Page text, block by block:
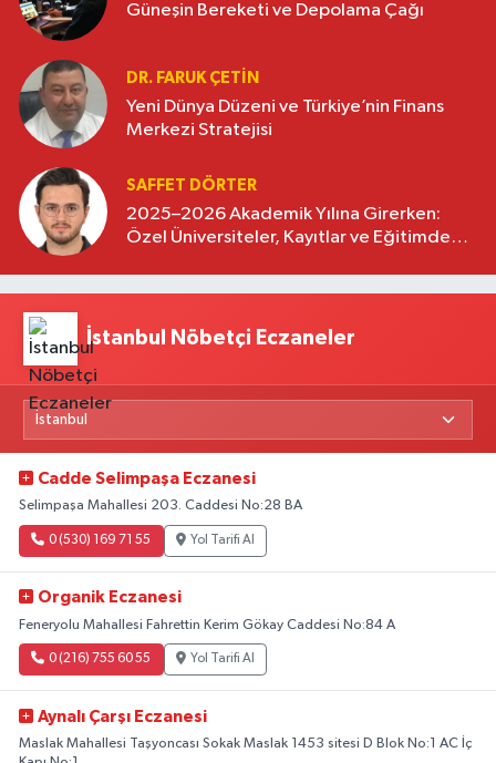
Güneşin Bereketi ve Depolama Çağı
DR. FARUK ÇETİN
Yeni Dünya Düzeni ve Türkiye’nin Finans
Merkezi Stratejisi
SAFFET DÖRTER
2025–2026 Akademik Yılına Girerken:
Özel Üniversiteler, Kayıtlar ve Eğitimde
İstanbul Nöbetçi Eczaneler
Cadde Selimpaşa Eczanesi
Selimpaşa Mahallesi 203. Caddesi No:28 BA
0 (530) 169 71 55 Yol Tarifi Al
Organik Eczanesi
Feneryolu Mahallesi Fahrettin Kerim Gökay Caddesi No:84 A
0 (216) 755 60 55 Yol Tarifi Al
Aynalı Çarşı Eczanesi
Maslak Mahallesi Taşyoncası Sokak Maslak 1453 sitesi D Blok No:1 AC İç